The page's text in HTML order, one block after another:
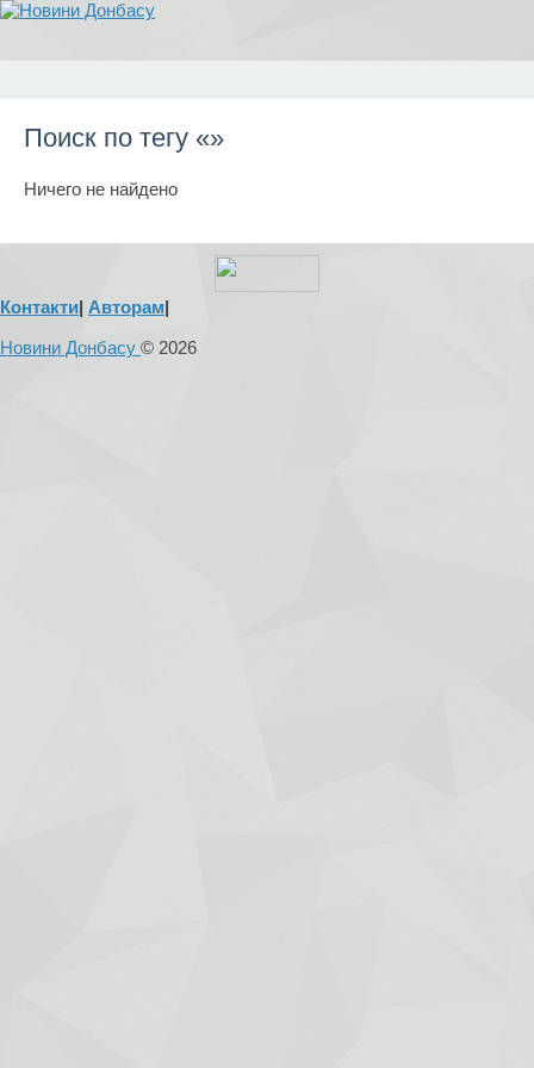
Поиск по тегу «»
Ничего не найдено
Контакти| Авторам|
Новини Донбасу © 2026